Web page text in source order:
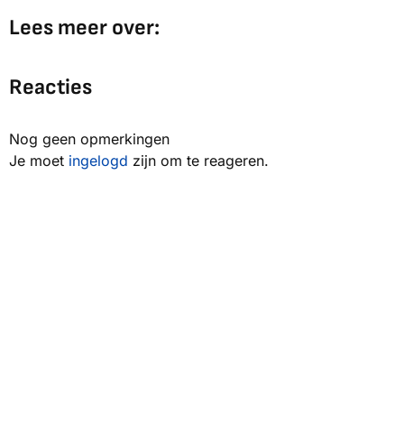
Lees meer over:
Reacties
Nog geen opmerkingen
Je moet ingelogd zijn om te reageren.